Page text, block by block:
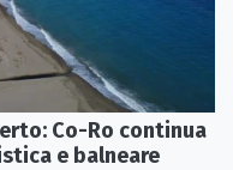
Co-Ro continua
e balneare